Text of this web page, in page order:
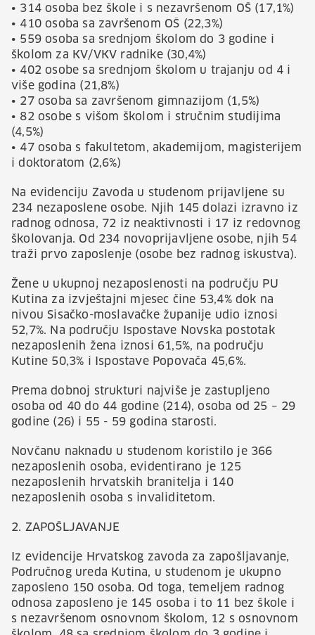
• 314 osoba bez škole i s nezavršenom OŠ (17,1%)
• 410 osoba sa završenom OŠ (22,3%)
• 559 osoba sa srednjom školom do 3 godine i
školom za KV/VKV radnike (30,4%)
• 402 osobe sa srednjom školom u trajanju od 4 i
više godina (21,8%)
• 27 osoba sa završenom gimnazijom (1,5%)
• 82 osobe s višom školom i stručnim studijima
(4,5%)
• 47 osoba s fakultetom, akademijom, magisterijem
i doktoratom (2,6%)
Na evidenciju Zavoda u studenom prijavljene su
234 nezaposlene osobe. Njih 145 dolazi izravno iz
radnog odnosa, 72 iz neaktivnosti i 17 iz redovnog
školovanja. Od 234 novoprijavljene osobe, njih 54
traži prvo zaposlenje (osobe bez radnog iskustva).
Žene u ukupnoj nezaposlenosti na području PU
Kutina za izvještajni mjesec čine 53,4% dok na
nivou Sisačko-moslavačke županije udio iznosi
52,7%. Na području Ispostave Novska postotak
nezaposlenih žena iznosi 61,5%, na području
Kutine 50,3% i Ispostave Popovača 45,6%.
Prema dobnoj strukturi najviše je zastupljeno
osoba od 40 do 44 godine (214), osoba od 25 – 29
godine (26) i 55 - 59 godina starosti.
Novčanu naknadu u studenom koristilo je 366
nezaposlenih osoba, evidentirano je 125
nezaposlenih hrvatskih branitelja i 140
nezaposlenih osoba s invaliditetom.
2. ZAPOŠLJAVANJE
Iz evidencije Hrvatskog zavoda za zapošljavanje,
Područnog ureda Kutina, u studenom je ukupno
zaposleno 150 osoba. Od toga, temeljem radnog
odnosa zaposleno je 145 osoba i to 11 bez škole i
s nezavršenom osnovnom školom, 12 s osnovnom